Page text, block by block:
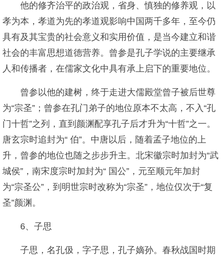
他的修齐治平的政治观，省身、慎独的修养观，以
孝为本，孝道为先的孝道观影响中国两千多年，至今仍
具有及其宝贵的社会意义和实用价值，是当今建立和谐
社会的丰富思想道德营养。曾参是孔子学说的主要继承
人和传播者，在儒家文化中具有承上启下的重要地位。
曾参以他的建树，终于走进大儒殿堂曾子被后世尊
为“宗圣”；曾参在孔门弟子的地位原本不太高，不入“孔
门十哲”之列，直到颜渊配享孔子后才升为“十哲”之一。
唐玄宗时追封为“ 伯”。中唐以后，随着孟子地位的上
升，曾参的地位也随之步步升主。北宋徽宗时加封为“武
城侯”，南宋度宗时加封为“ 国公”，元至顺元年加封
为“宗圣公”，到明世宗时改称为“宗圣”，地位仅次于“复
圣”颜渊。
6、子思
子思，名孔伋，字子思，孔子嫡孙。春秋战国时期